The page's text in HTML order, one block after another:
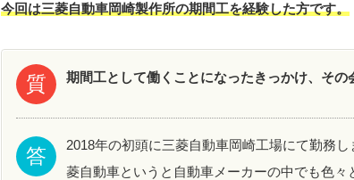
今回は三菱自動車岡崎製作所の期間工を経験した方です。
質 期間工として働くことになったきっかけ、その
答
2018年の初頭に三菱自動車岡崎工場にて勤務し
菱自動車というと自動車メーカーの中でも色々